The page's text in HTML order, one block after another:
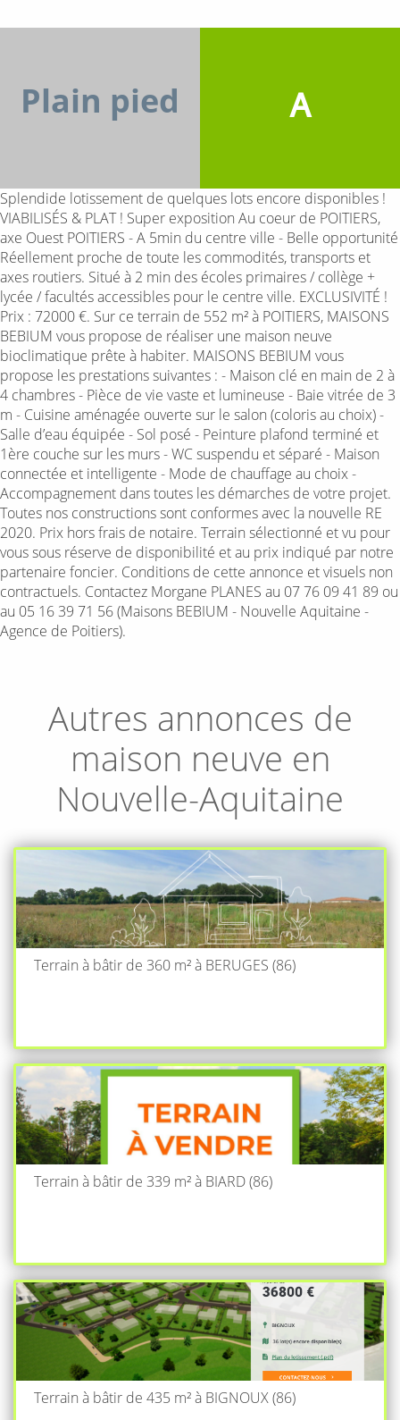
Plain pied A
Splendide lotissement de quelques lots encore disponibles !
VIABILISÉS & PLAT ! Super exposition Au coeur de POITIERS,
axe Ouest POITIERS - A 5min du centre ville - Belle opportunité
Réellement proche de toute les commodités, transports et
axes routiers. Situé à 2 min des écoles primaires / collège +
lycée / facultés accessibles pour le centre ville. EXCLUSIVITÉ !
Prix : 72000 €. Sur ce terrain de 552 m² à POITIERS, MAISONS
BEBIUM vous propose de réaliser une maison neuve
bioclimatique prête à habiter. MAISONS BEBIUM vous
propose les prestations suivantes : - Maison clé en main de 2 à
4 chambres - Pièce de vie vaste et lumineuse - Baie vitrée de 3
m - Cuisine aménagée ouverte sur le salon (coloris au choix) -
Salle d’eau équipée - Sol posé - Peinture plafond terminé et
1ère couche sur les murs - WC suspendu et séparé - Maison
connectée et intelligente - Mode de chauffage au choix -
Accompagnement dans toutes les démarches de votre projet.
Toutes nos constructions sont conformes avec la nouvelle RE
2020. Prix hors frais de notaire. Terrain sélectionné et vu pour
vous sous réserve de disponibilité et au prix indiqué par notre
partenaire foncier. Conditions de cette annonce et visuels non
contractuels. Contactez Morgane PLANES au 07 76 09 41 89 ou
au 05 16 39 71 56 (Maisons BEBIUM - Nouvelle Aquitaine -
Agence de Poitiers).
Autres annonces de
maison neuve en
Nouvelle-Aquitaine
Terrain à bâtir de 360 m² à BERUGES (86)
Terrain à bâtir de 339 m² à BIARD (86)
Terrain à bâtir de 435 m² à BIGNOUX (86)